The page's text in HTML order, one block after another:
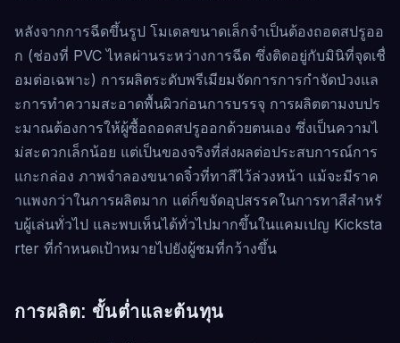
หลังจากการฉีดขึ้นรูป โมเดลขนาดเล็กจำเป็นต้องถอดสปรูออ
ก (ช่องที่ PVC ไหลผ่านระหว่างการฉีด ซึ่งติดอยู่กับมินิที่จุดเชื่
อมต่อเฉพาะ) การผลิตระดับพรีเมียมจัดการการกำจัดป่วงแล
ะการทำความสะอาดพื้นผิวก่อนการบรรจุ การผลิตตามงบปร
ะมาณต้องการให้ผู้ซื้อถอดสปรูออกด้วยตนเอง ซึ่งเป็นความไ
ม่สะดวกเล็กน้อย แต่เป็นของจริงที่ส่งผลต่อประสบการณ์การ
แกะกล่อง ภาพจำลองขนาดจิ๋วที่ทาสีไว้ล่วงหน้า แม้จะมีราค
าแพงกว่าในการผลิตมาก แต่ก็ขจัดอุปสรรคในการทาสีสำหรั
บผู้เล่นทั่วไป และพบเห็นได้ทั่วไปมากขึ้นในแคมเปญ Kicksta
rter ที่กำหนดเป้าหมายไปยังผู้ชมที่กว้างขึ้น
การผลิต: ขั้นต่ำและต้นทุน